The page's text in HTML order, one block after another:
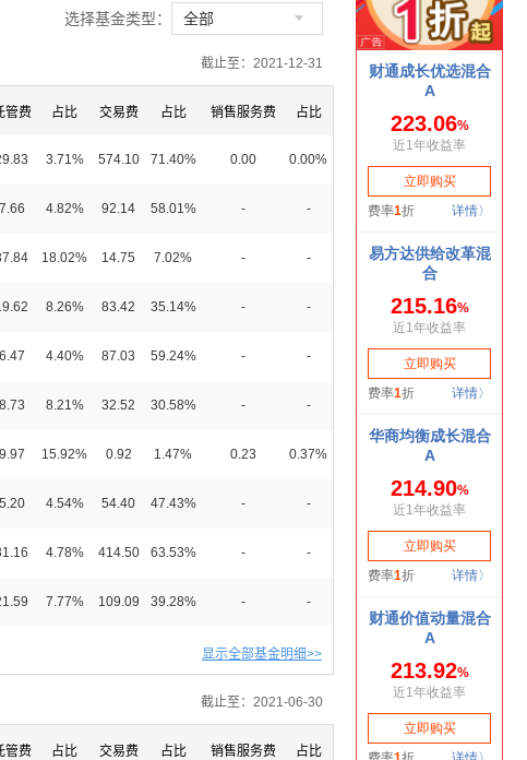
全部 
选择基金类型：
截止至：2021-12-31
管费 占比 交易费 占比 销售服务费 占比
3.71% 574.10 71.40% 0.00 0.00%
7.66 4.82% 92.14 58.01% - -
18.02% 14.75 7.02% - -
8.26% 83.42 35.14% - -
6.47 4.40% 87.03 59.24% - -
8.73 8.21% 32.52 30.58% - -
9.97 15.92% 0.92 1.47% 0.23 0.37%
5.20 4.54% 54.40 47.43% - -
4.78% 414.50 63.53% - -
7.77% 109.09 39.28% - -
显示全部基金明细>>
截止至：2021-06-30
管费 占比 交易费 占比 销售服务费 占比